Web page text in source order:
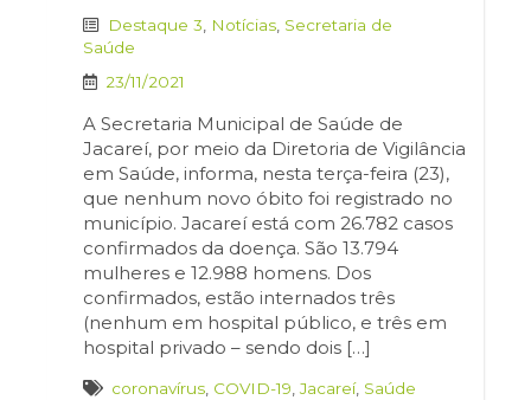
Destaque 3 Notícias Secretaria de
Saúde
23/11/2021
A Secretaria Municipal de Saúde de
Jacareí, por meio da Diretoria de Vigilância
em Saúde, informa, nesta terça-feira (23),
que nenhum novo óbito foi registrado no
município. Jacareí está com 26.782 casos
confirmados da doença. São 13.794
mulheres e 12.988 homens. Dos
confirmados, estão internados três
(nenhum em hospital público, e três em
hospital privado – sendo dois […]
coronavírus COVID-19 ,Jacareí, Saúde